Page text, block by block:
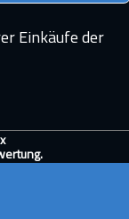
Einkäufe der